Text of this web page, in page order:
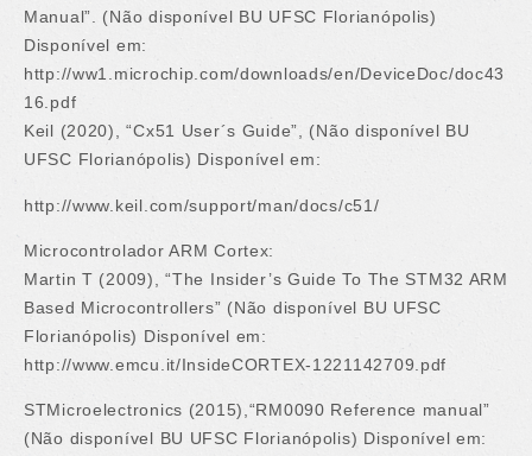
Manual”. (Não disponível BU UFSC Florianópolis)
Disponível em:
http://ww1.microchip.com/downloads/en/DeviceDoc/doc43
16.pdf
Keil (2020), “Cx51 User´s Guide”, (Não disponível BU
UFSC Florianópolis) Disponível em:
http://www.keil.com/support/man/docs/c51/
Microcontrolador ARM Cortex:
Martin T (2009), “The Insider’s Guide To The STM32 ARM
Based Microcontrollers” (Não disponível BU UFSC
Florianópolis) Disponível em:
http://www.emcu.it/InsideCORTEX-1221142709.pdf
STMicroelectronics (2015),“RM0090 Reference manual”
(Não disponível BU UFSC Florianópolis) Disponível em: